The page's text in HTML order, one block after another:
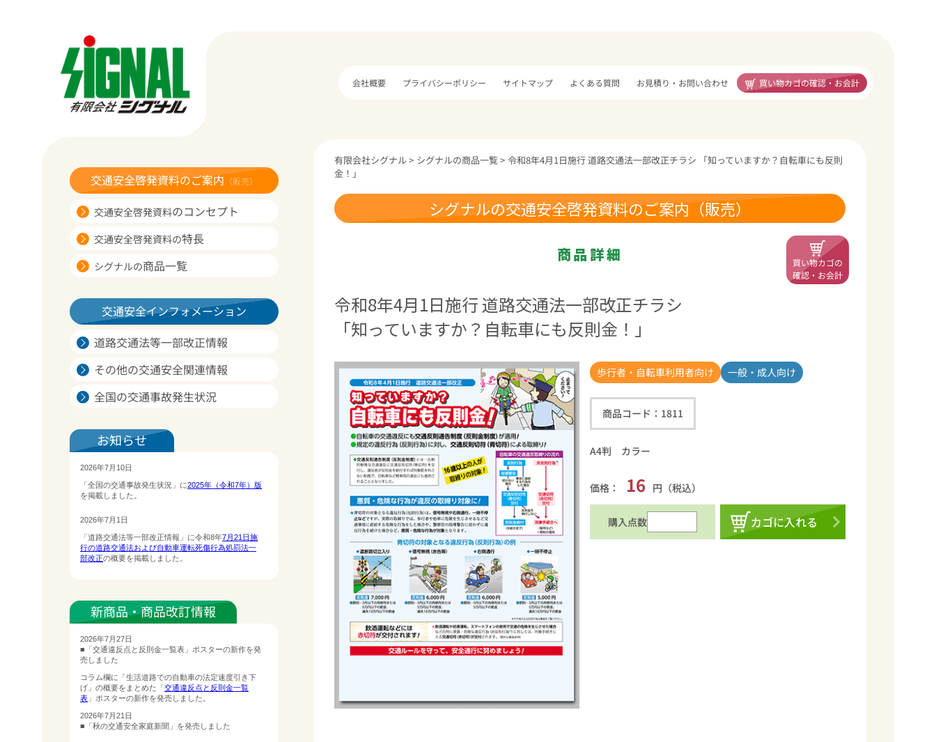
会社概要 プライバシーポリシー サイトマップ よくある質問 お見積り・お問い合わせ 買い物カゴの確認・お会計
交通安全啓発資料のご案内 （販売）
交通安全啓発資料のコンセプト
交通安全啓発資料の特長
シグナルの商品一覧
交通安全インフォメーション
道路交通法等一部改正情報
その他の交通安全関連情報
全国の交通事故発生状況
お知らせ
新商品・商品改訂情報
有限会社シグナル> シグナルの商品一覧>令和8年4月1日施行 道路交通法一部改正チラシ 「知っていますか？自転車にも反則
金！」
買い物カゴの
確認・お会計
シグナルの交通安全啓発資料のご案内（販売）
商品詳細
令和8年4月1日施行 道路交通法一部改正チラシ
「知っていますか？自転車にも反則金！」
歩行者・自転車利用者向け 一般・成人向け
商品コード： 1811
A4判 カラー
価格： 16 円（税込）
購入点数 カゴに入れる